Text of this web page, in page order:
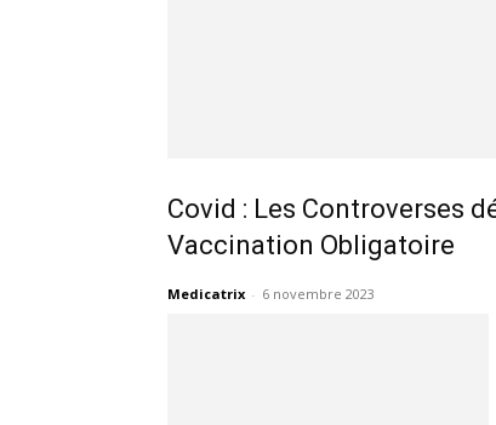
Covid : Les Controverses
Vaccination Obligatoire
Medicatrix - 6 novembre 2023